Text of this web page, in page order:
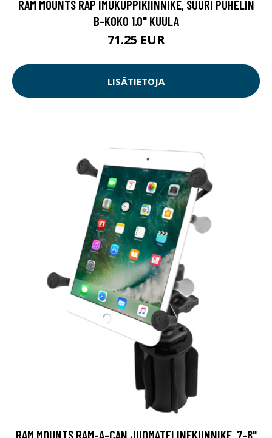
RAM MOUNTS RAP IMUKUPPIKIINNIKE, SUURI PUHELIN
B-KOKO 1.0" KUULA
71.25 EUR
LISÄTIETOJA
RAM MOUNTS RAM-A-CAN JUOMATELINEKIINNIKE, 7-8"